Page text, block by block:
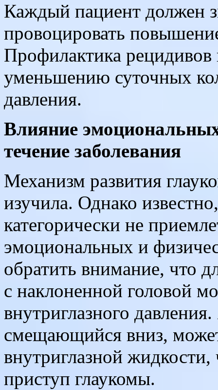
Каждый пациент должен
провоцировать
Профилактика рецидивов
уменьшению суточных
давления.
Влияние
течение заболевания
Механизм развития
изучила. Однако
категорически не
эмоциональных и
обратить внимание, что
с наклоненной головой
внутриглазного
смещающийся вниз,
внутриглазной
приступ глаукомы.